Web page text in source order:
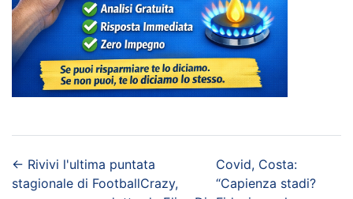
← Rivivi l'ultima puntata
stagionale di FootballCrazy,
Covid, Costa:
“Capienza stadi?